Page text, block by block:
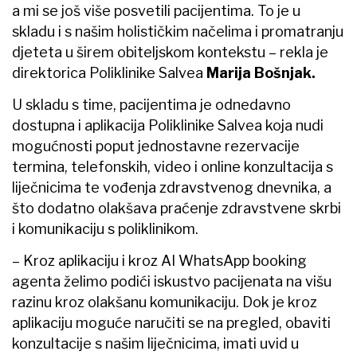
a mi se još više posvetili pacijentima. To je u
skladu i s našim holističkim načelima i promatranju
djeteta u širem obiteljskom kontekstu – rekla je
direktorica Poliklinike Salvea Marija Bošnjak.
U skladu s time, pacijentima je odnedavno
dostupna i aplikacija Poliklinike Salvea koja nudi
mogućnosti poput jednostavne rezervacije
termina, telefonskih, video i online konzultacija s
liječnicima te vođenja zdravstvenog dnevnika, a
što dodatno olakšava praćenje zdravstvene skrbi
i komunikaciju s poliklinikom.
– Kroz aplikaciju i kroz AI WhatsApp booking
agenta želimo podići iskustvo pacijenata na višu
razinu kroz olakšanu komunikaciju. Dok je kroz
aplikaciju moguće naručiti se na pregled, obaviti
konzultacije s našim liječnicima, imati uvid u